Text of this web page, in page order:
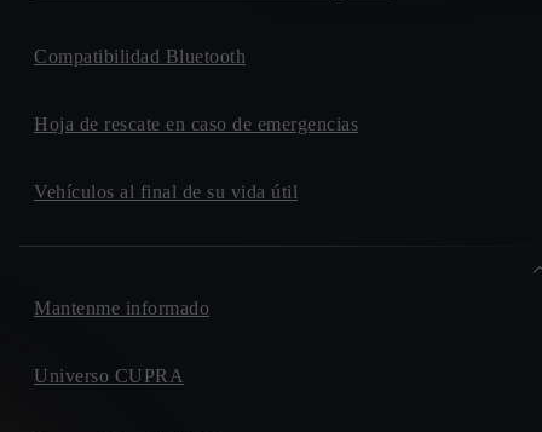
Compatibilidad Bluetooth
Hoja de rescate en caso de emergencias
Vehículos al final de su vida útil
Mantenme informado
Universo CUPRA